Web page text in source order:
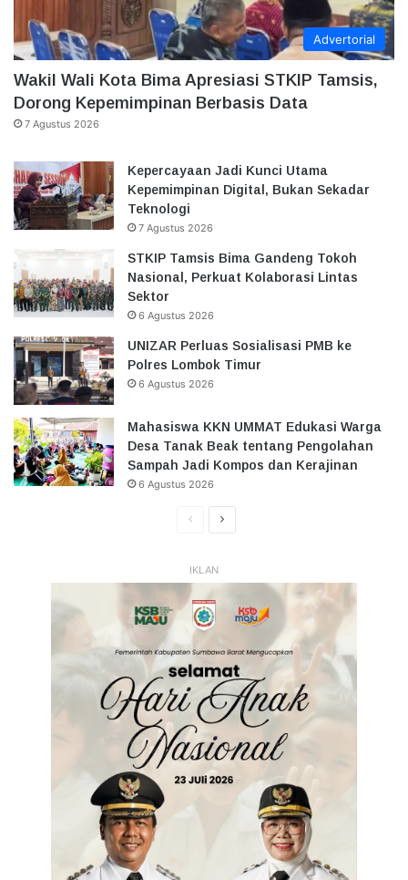
Advertorial
Wakil Wali Kota Bima Apresiasi STKIP Tamsis,
Dorong Kepemimpinan Berbasis Data
7 Agustus 2026
Kepercayaan Jadi Kunci Utama
Kepemimpinan Digital, Bukan Sekadar
Teknologi
7 Agustus 2026
STKIP Tamsis Bima Gandeng Tokoh
Nasional, Perkuat Kolaborasi Lintas
Sektor
6 Agustus 2026
UNIZAR Perluas Sosialisasi PMB ke
Polres Lombok Timur
6 Agustus 2026
Mahasiswa KKN UMMAT Edukasi Warga
Desa Tanak Beak tentang Pengolahan
Sampah Jadi Kompos dan Kerajinan
6 Agustus 2026
HalamanHalaman
IKLAN